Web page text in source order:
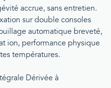
accrue, sans entretien.
sur double consoles
automatique breveté,
ion, performance physique
températures.
Dérivée à